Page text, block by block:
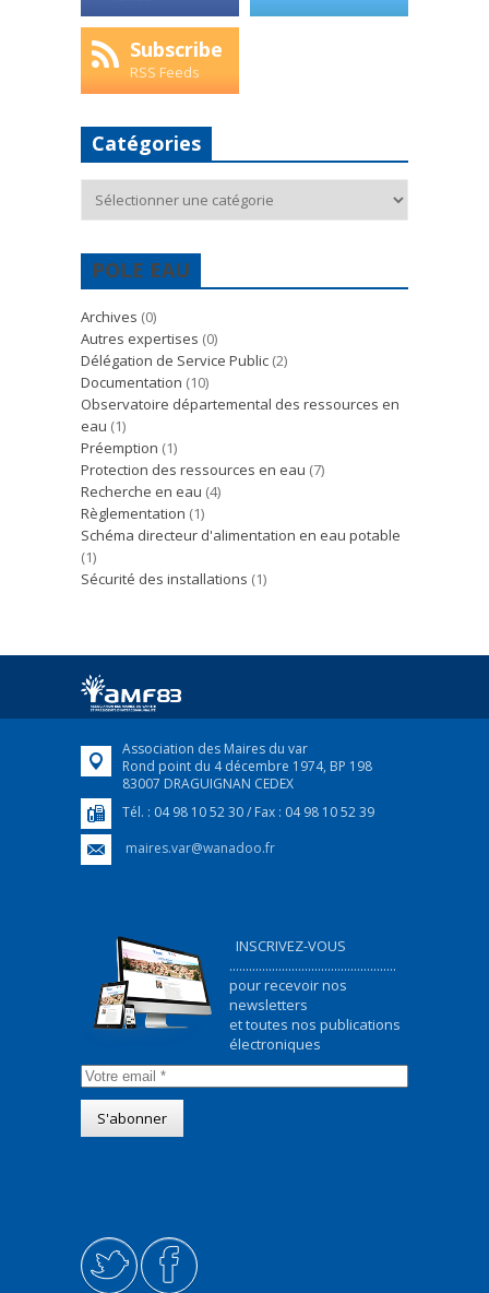
Subscribe
RSS Feeds
Catégories
POLE EAU
Archives (0)
Autres expertises (0)
Délégation de Service Public (2)
Documentation (10)
Observatoire départemental des ressources en
eau (1)
Préemption (1)
Protection des ressources en eau (7)
Recherche en eau (4)
Règlementation (1)
Schéma directeur d'alimentation en eau potable
(1)
Sécurité des installations (1)
Association des Maires du var
Rond point du 4 décembre 1974, BP 198
83007 DRAGUIGNAN CEDEX
Tél. : 04 98 10 52 30 / Fax : 04 98 10 52 39
maires.var@wanadoo.fr
INSCRIVEZ-VOUS
...................................................
pour recevoir nos
newsletters
et toutes nos publications
électroniques